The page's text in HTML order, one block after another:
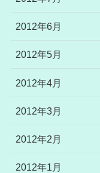
2012年6月
2012年5月
2012年4月
2012年3月
2012年2月
2012年1月